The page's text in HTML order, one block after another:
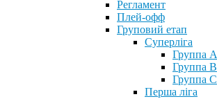
Регламент
Плей-офф
Груповий етап
Суперліга
Группа A
Группа B
Группа C
Перша ліга